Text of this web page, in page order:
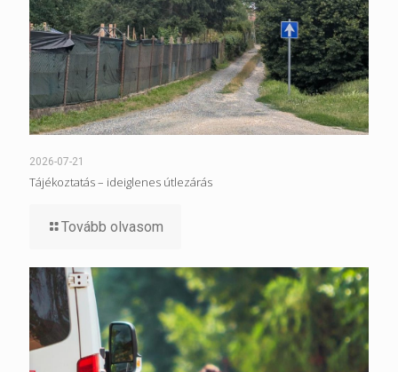
2026-07-21
Tájékoztatás – ideiglenes útlezárás
Tovább olvasom